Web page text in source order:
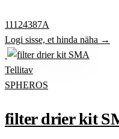
11124387A
Logi sisse, et hinda näha →
Tellitav
SPHEROS
filter drier kit